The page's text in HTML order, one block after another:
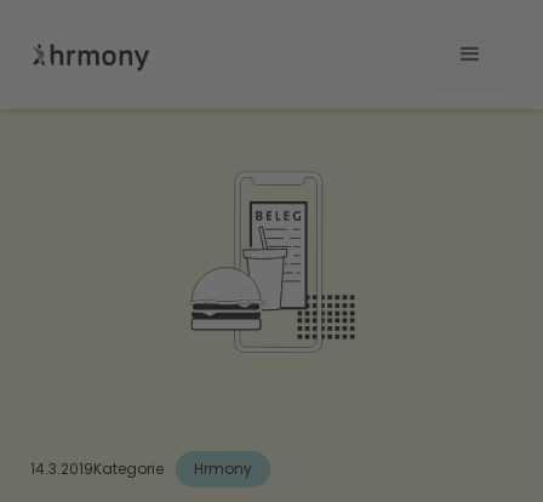
14.3.2019Kategorie Hrmony